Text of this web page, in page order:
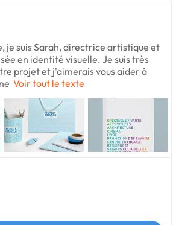
je suis Sarah, directrice artistique et
en identité visuelle. Je suis très
projet et j'aimerais vous aider à
Voir tout le texte